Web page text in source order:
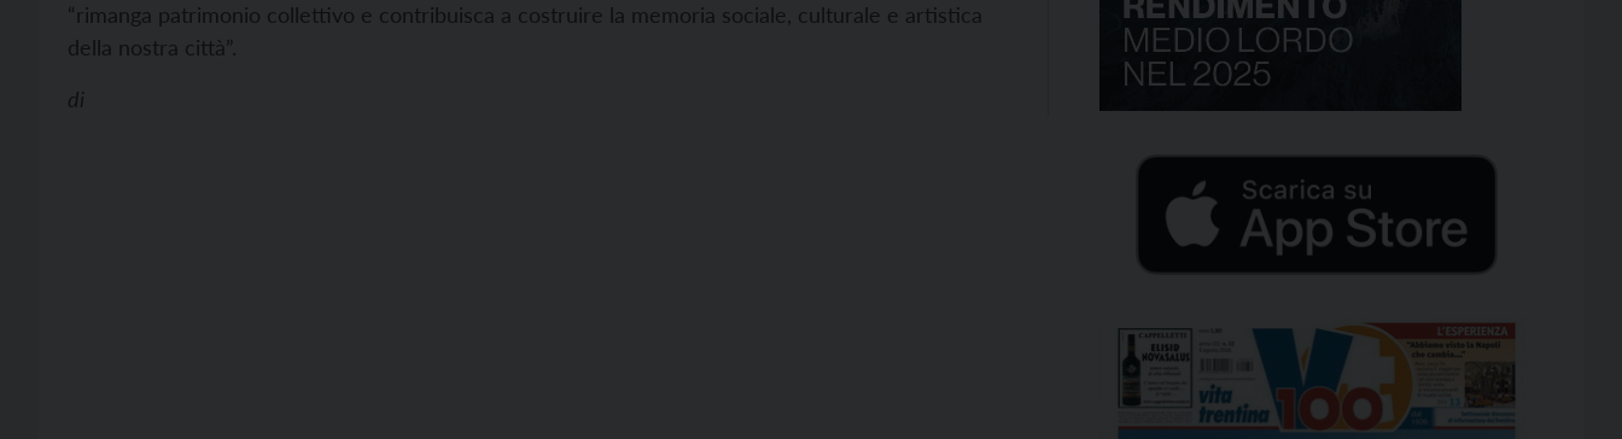
“rimanga patrimonio collettivo e contribuisca a costruire la memoria sociale, culturale e artistica
della nostra città”.
di